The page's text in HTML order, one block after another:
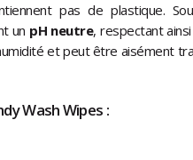
pas de plastique.
un pH neutre, respectant
et peut être aisément
Wash Wipes :